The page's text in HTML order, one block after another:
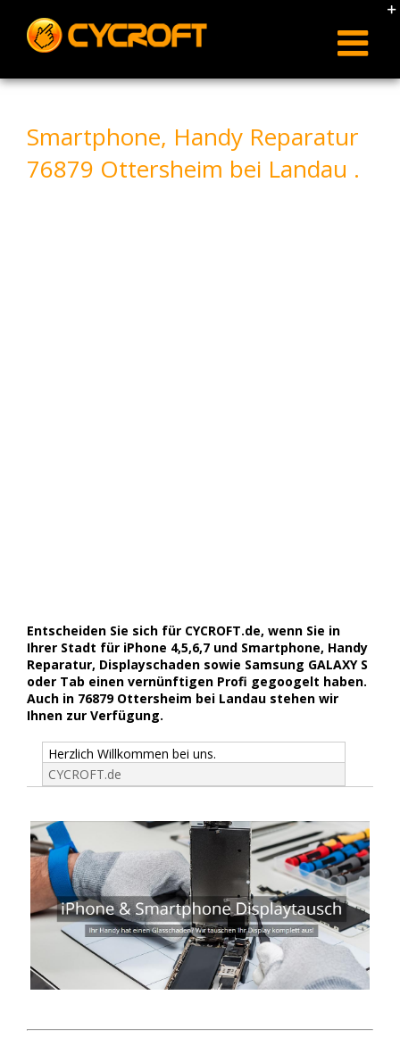
content
Smartphone, Handy Reparatur
76879 Ottersheim bei Landau .
Entscheiden Sie sich für CYCROFT.de, wenn Sie in
Ihrer Stadt für iPhone 4,5,6,7 und Smartphone, Handy
Reparatur, Displayschaden sowie Samsung GALAXY S
oder Tab einen vernünftigen Profi gegoogelt haben.
Auch in 76879 Ottersheim bei Landau stehen wir
Ihnen zur Verfügung.
Herzlich Willkommen bei uns.
CYCROFT.de